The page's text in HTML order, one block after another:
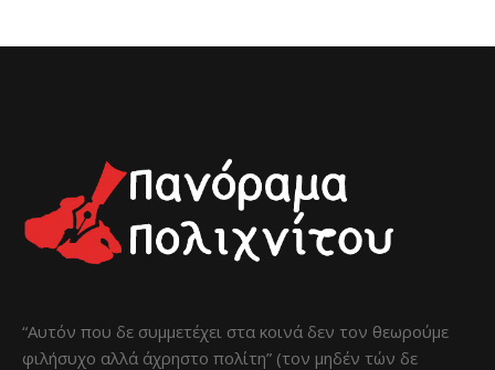
“Αυτόν που δε συμμετέχει στα κοινά δεν τον θεωρούμε
φιλήσυχο αλλά άχρηστο πολίτη” (τον μηδέν τών δε